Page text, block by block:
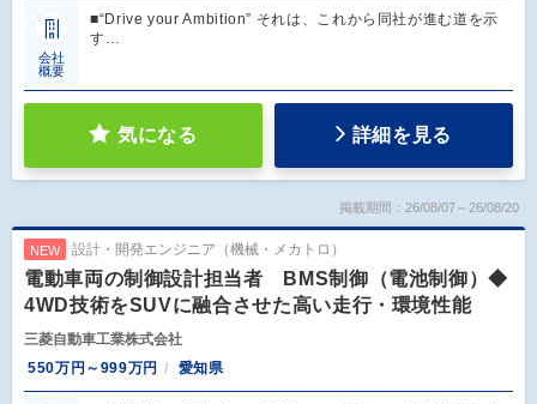
会社
概要
■“Drive your Ambition” それは、これから同社が進む道を示
す…
気になる 詳細を見る
掲載期間：26/08/07～26/08/20
NEW 設計・開発エンジニア（機械・メカトロ）
電動車両の制御設計担当者 BMS制御（電池制御）◆
4WD技術をSUVに融合させた高い走行・環境性能
三菱自動車工業株式会社
550万円～999万円
愛知県